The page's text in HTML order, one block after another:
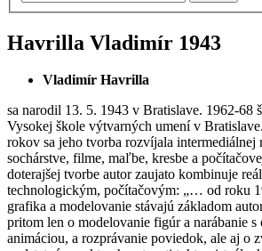
Havrilla Vladimír 1943
Vladimír Havrilla
sa narodil 13. 5. 1943 v Bratislave. 1962-68
Vysokej škole výtvarných umení v
rokov sa jeho tvorba rozvíjala intermediálnej
sochárstve, filme, maľbe, kresbe a
doterajšej tvorbe autor zaujato kombinuje
technologickým, počítačovým: „… od roku
grafika a modelovanie stávajú základom
pritom len o modelovanie figúr a narábanie s
animáciou, a rozprávanie poviedok, ale aj o